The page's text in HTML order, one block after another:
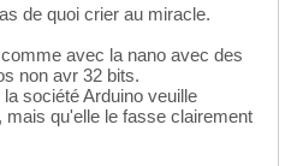
de quoi crier au miracle.
avec la nano avec des
non avr 32 bits.
société Arduino veuille
qu'elle le fasse clairement